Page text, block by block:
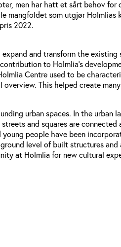
men har hatt et sårt behov for
mangfoldet som utgjør Holmlias
2022.
and transform the existing
to Holmlia’s
Centre used to be
This helped create
urban spaces. In the urban
and squares are
people have been
level of built structures
at Holmlia for new cultural